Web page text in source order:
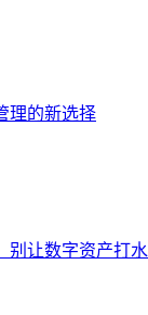
理的新选择
别让数字资产打